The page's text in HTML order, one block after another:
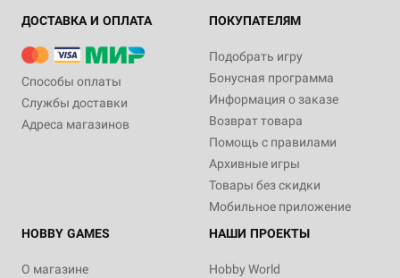
ДОСТАВКА И ОПЛАТА
Способы оплаты
Службы доставки
Адреса магазинов
ПОКУПАТЕЛЯМ
Подобрать игру
Бонусная программа
Информация о заказе
Возврат товара
Помощь с правилами
Архивные игры
Товары без скидки
Мобильное приложение
HOBBY GAMES
О магазине
НАШИ ПРОЕКТЫ
Hobby World